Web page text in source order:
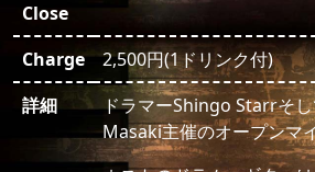
Close
Charge
2,500円(1ドリンク付)
詳細
ドラマーShingo Starrそ
Masaki主催のオープンマ